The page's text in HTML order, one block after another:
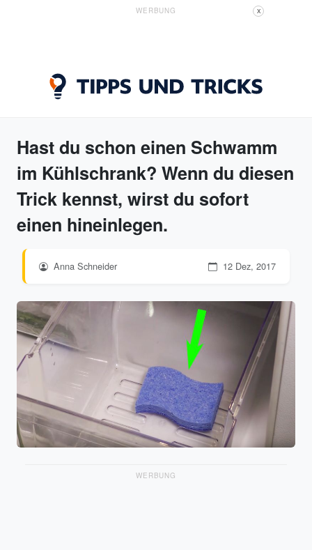
WERBUNG X
Hast du schon einen Schwamm
im Kühlschrank? Wenn du diesen
Trick kennst, wirst du sofort
einen hineinlegen.
Anna Schneider 12 Dez, 2017
WERBUNG